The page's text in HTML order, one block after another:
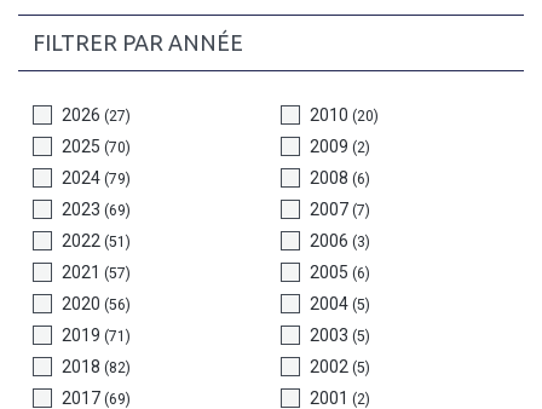
FILTRER PAR ANNÉE
2026 (27)
2025 (70)
2024 (79)
2023 (69)
2022 (51)
2021 (57)
2020 (56)
2019 (71)
2018 (82)
2017 (69)
2010 (20)
2009 (2)
2008 (6)
2007 (7)
2006 (3)
2005 (6)
2004 (5)
2003 (5)
2002 (5)
2001 (2)